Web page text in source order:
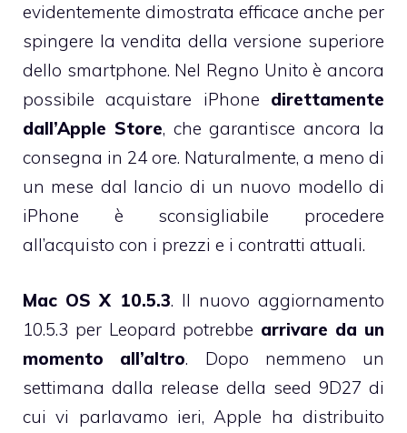
evidentemente dimostrata efficace anche per
spingere la vendita della versione superiore
dello smartphone. Nel Regno Unito è ancora
possibile acquistare iPhone direttamente
dall’Apple Store, che garantisce ancora la
consegna in 24 ore. Naturalmente, a meno di
un mese dal lancio di un nuovo modello di
iPhone è sconsigliabile procedere
all’acquisto con i prezzi e i contratti attuali.
Mac OS X 10.5.3. Il nuovo aggiornamento
10.5.3 per Leopard potrebbe arrivare da un
momento all’altro. Dopo nemmeno un
settimana dalla release della seed 9D27 di
cui vi parlavamo ieri, Apple ha distribuito